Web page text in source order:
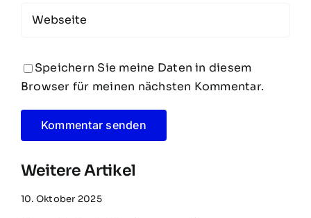
Speichern Sie meine Daten in diesem
Browser für meinen nächsten Kommentar.
Weitere Artikel
10. Oktober 2025